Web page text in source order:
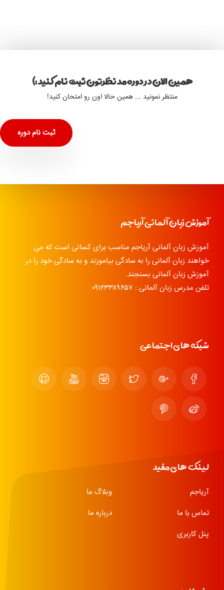
همین الان در دوره مد نظرتون ثبت نام کنید :)
منتظر نمونید ... همین حالا اون رو امتحان کنید!
ثبت نام دوره
آموزش زبان آلمانی آریاجم
آموزش زبان آلمانی آریاجم مناسب برای کسانی است که می
خواهند زبان آلمانی را به سادگی بیاموزند و به سادگی خود را در
آموزش زبان آلمانی بسنجند.
تلفن مدرس زبان آلمانی : ۰۹۱۲۳۳۸۹۶۵۷
شبکه های اجتماعی
لینک های مفید
آریاجم
وبلاگ ما
تماس با ما
درباره ما
پنل کاربری